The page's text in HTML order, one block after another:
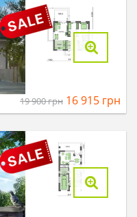
19 900грн 16 915 грн